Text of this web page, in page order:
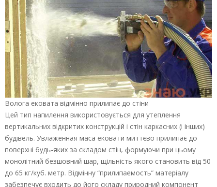
Волога ековата відмінно прилипає до стіни
Цей тип напилення використовується для утеплення
вертикальних відкритих конструкцій і стін каркасних (і інших)
будівель. Увлаженная маса ековати миттєво прилипає до
поверхні будь-яких за складом стін, формуючи при цьому
монолітний безшовний шар, щільність якого становить від 50
до 65 кг/куб. метр. Відмінну “прилипаемость” матеріалу
забезпечує входить до його складу природний компонент